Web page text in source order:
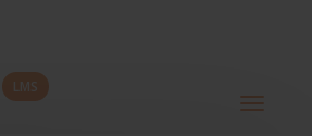
Toggle
LMS